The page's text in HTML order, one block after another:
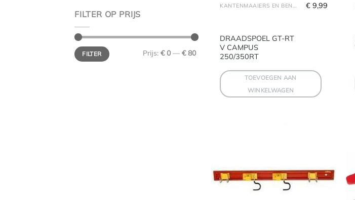
FILTER OP PRIJS
Min.
prijs
Max.
prijsFILTER Prijs: € 0— € 80
DRAADSPOEL GT-RT
V CAMPUS
250/350RT
€ 9,99
TOEVOEGEN AAN
WINKELWAGEN